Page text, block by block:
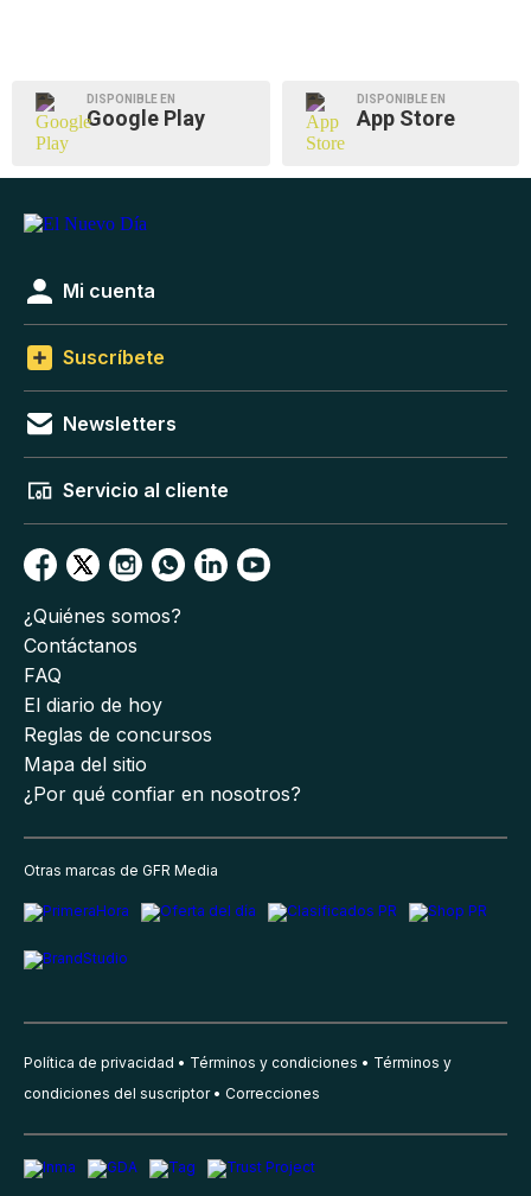
DISPONIBLE EN
Google Play
DISPONIBLE EN
App Store
Mi cuenta
Suscríbete
Newsletters
Servicio al cliente
¿Quiénes somos?
Contáctanos
FAQ
El diario de hoy
Reglas de concursos
Mapa del sitio
¿Por qué confiar en nosotros?
Otras marcas de GFR Media
Política de privacidad Términos y condiciones
Términos y
condiciones del suscriptor
Correcciones